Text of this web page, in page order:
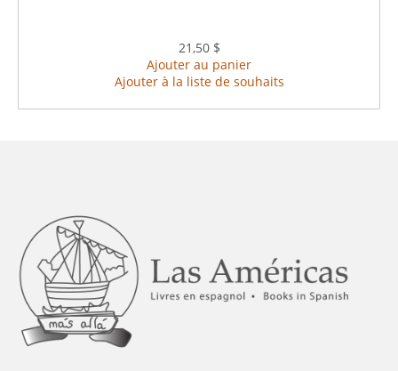
21,50 $
Ajouter au panier
Ajouter à la liste de souhaits